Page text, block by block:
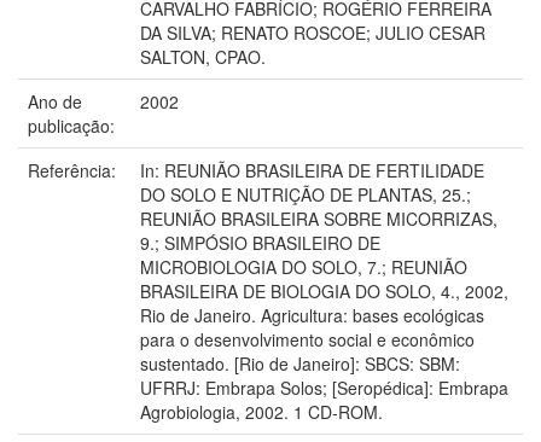
CARVALHO FABRÍCIO; ROGÉRIO FERREIRA
DA SILVA; RENATO ROSCOE; JULIO CESAR
SALTON, CPAO.
Ano de
publicação:
2002
Referência:
In: REUNIÃO BRASILEIRA DE FERTILIDADE
DO SOLO E NUTRIÇÃO DE PLANTAS, 25.;
REUNIÃO BRASILEIRA SOBRE MICORRIZAS,
9.; SIMPÓSIO BRASILEIRO DE
MICROBIOLOGIA DO SOLO, 7.; REUNIÃO
BRASILEIRA DE BIOLOGIA DO SOLO, 4., 2002,
Rio de Janeiro. Agricultura: bases ecológicas
para o desenvolvimento social e econômico
sustentado. [Rio de Janeiro]: SBCS: SBM:
UFRRJ: Embrapa Solos; [Seropédica]: Embrapa
Agrobiologia, 2002. 1 CD-ROM.